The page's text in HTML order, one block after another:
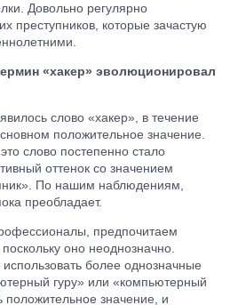
Довольно регулярно
преступников, которые зачастую
«хакер» эволюционировал
слово «хакер», в течение
положительное значение.
слово постепенно стало
оттенок со значением
По нашим наблюдениям,
преобладает.
предпочитаем
оно неоднозначно.
более однозначные
гуру» или «компьютерный
значение, и